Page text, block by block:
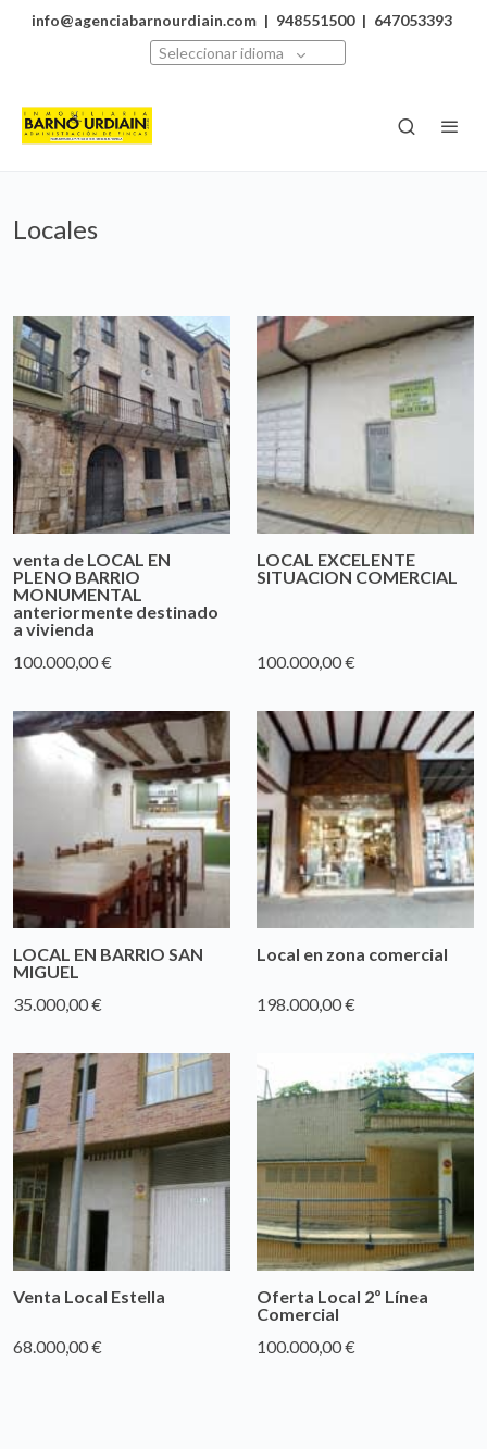
info@agenciabarnourdiain.com | 948551500 | 647053393
Seleccionar idioma
Locales
venta de LOCAL EN
PLENO BARRIO
MONUMENTAL
anteriormente destinado
a vivienda
100.000,00 €
LOCAL EXCELENTE
SITUACION COMERCIAL
100.000,00 €
LOCAL EN BARRIO SAN
MIGUEL
35.000,00 €
Local en zona comercial
198.000,00 €
Venta Local Estella
68.000,00 €
Oferta Local 2º Línea
Comercial
100.000,00 €